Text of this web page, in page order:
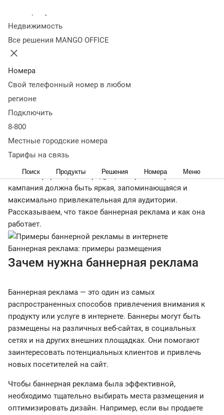
Недвижимость
Все решения MANGO OFFICE
Номера
Свой телефонный номер в любом
регионе
Подключить
8-800
Местные городские номера
Тарифы на связь
Поиск Продукты Решения Номера Меню
Оглавление
Зачем нужна баннерная реклама
баннеров
создать эффективный баннер: 7 шагов
размещения баннерной рекламы
борьбы с ней
такое баннерная реклама в интернете
← Журнал
Баннерная реклама в интернете — один из самых
эффективных способов продвижения бренда или товара.
найти информацию о продукции. При этом рекламная
кампания должна быть яркая, запоминающаяся и
максимально привлекательная для аудитории.
Рассказываем, что такое баннерная реклама и как она
работает.
Баннерная реклама: примеры размещения
Зачем нужна баннерная реклама
Баннерная реклама — это один из самых
распространенных способов привлечения внимания к
продукту или услуге в интернете. Баннеры могут быть
размещены на различных веб-сайтах, в социальных
сетях и на других внешних площадках. Они помогают
заинтересовать потенциальных клиентов и привлечь
новых посетителей на сайт.
Чтобы баннерная реклама была эффективной,
необходимо тщательно выбирать места размещения и
оптимизировать дизайн. Например, если вы продаете